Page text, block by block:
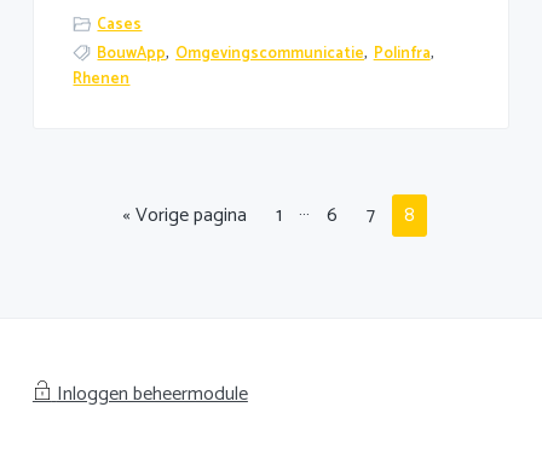
Cases
BouwApp, Omgevingscommunicatie, Polinfra,
Rhenen
«Ga
Vorige pagina Pagina
1 Interim
… Pagina
6 Pagina
7 Pagina
8
Inloggen beheermodule